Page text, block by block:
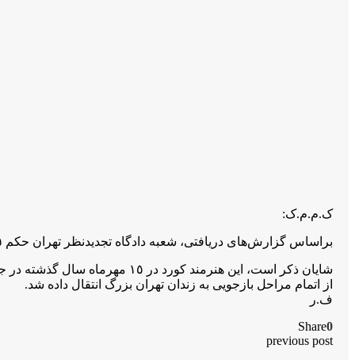
ک.م.م.ک:
براساس گزارش‌های دریافتی، شعبە دادگاە تجدیدنظر تهران حکم ٥ سال حبس ساسان چمن‌آرا هنرمند ٣٣ سالە اهل ایلام را عینا تایید و بە وی ابلاغ گردیدە است.
شایان ذکر است، این هنرمند
از اتمام مراحل بازجویی بە زندان تهران بزرگ انتقال دادە شد.
ف.ر
Share0
previous post